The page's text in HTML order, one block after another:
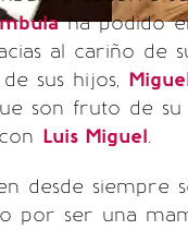
ha podido
al cariño de
sus hijos,
son fruto de su
Luis Miguel.
desde siempre
por ser una